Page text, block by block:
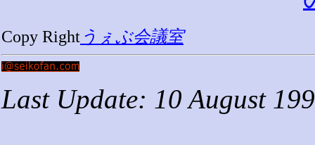
Copy Right うぇぶ会議室
Last Update: 10 August